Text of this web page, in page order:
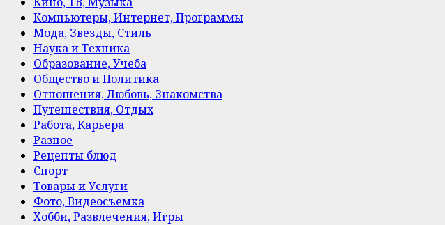
Компьютеры, Интернет, Программы
Мода, Звезды, Стиль
Наука и Техника
Образование, Учеба
Общество и Политика
Отношения, Любовь, Знакомства
Путешествия, Отдых
Работа, Карьера
Разное
Рецепты блюд
Спорт
Товары и Услуги
Фото, Видеосъемка
Хобби, Развлечения, Игры